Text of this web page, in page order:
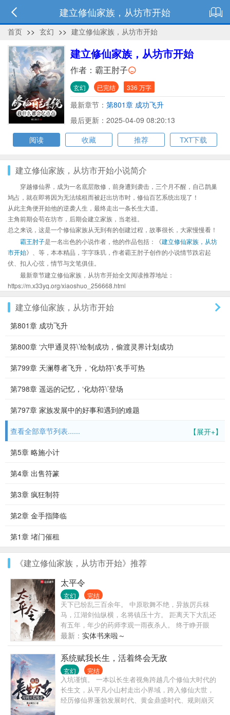
建立修仙家族，从坊市开始
首页 >> 玄幻 >> 建立修仙家族，从坊市开始
建立修仙家族，从坊市开始
作者： 霸王肘子
玄幻 已完结 336 万字
最新章节： 第801章 成功飞升
最后更新：2025-04-09 08:20:13
阅读
收藏 推荐 TXT下载
建立修仙家族，从坊市开始小说简介
穿越修仙界，成为一名底层散修，前身遭到袭击，三个月不醒，自己鹊巢
鸠占，就在即将因为无法续租而被赶出坊市时，修仙百艺系统出现了！
从此主角便开始他的逆袭人生，最终走出一条长生大道。
主角前期会苟在坊市，后期会建立家族，当老祖。
总之来说，这是一个修仙家族从无到有的创建过程，故事很长，大家慢慢看！
霸王肘子是一名出色的小说作者，他的作品包括：《建立修仙家族，从坊
市开始》、等，本本精品，字字珠玑，作者霸王肘子创作的小说情节跌宕起
伏、扣人心弦，情节与文笔俱佳。
最新章节建立修仙家族，从坊市开始全文阅读推荐地址：
https://m.x33yq.org/xiaoshuo_256668.html
建立修仙家族，从坊市开始
第801章 成功飞升
第800章 ‘六甲通灵符\’绘制成功，偷渡灵界计划成功
第799章 天澜尊者飞升，‘化劫符\’炙手可热
第798章 遥远的记忆，‘化劫符\’登场
第797章 家族发展中的好事和遇到的难题
【展开+】
查看全部章节列表......
第5章 略施小计
第4章 出售符篆
第3章 疯狂制符
第2章 金手指降临
第1章 堵门催租
《建立修仙家族，从坊市开始》推荐
太平令
玄幻 完结
天下已纷乱三百余年。 中原歌舞不绝，异族厉兵秣
马，江湖剑仙纵横，名将镇压十方。 距离天下大乱还
有五年，年少的药师李观一雨夜杀人。 终于睁开眼
睛，看到这人间乱世。 马蹄之下累累白骨，名将，美
人，江湖，神兵，百姓，法相。 古来唯见白骨黄沙
田！ 儒生，铁蹄踏碎；佛陀，长枪扫平！ 贫道李观
一，请这座天下赴死！
最新： 实体书来啦～
系统赋我长生，活着终会无敌
玄幻 完结
入坑谨慎。 一本以长生者视角跨越几个修仙大时代的
长生文，从平凡小山村走出小界域，跨入修仙大世，
经历修仙界蓬勃发展时代、黄金鼎盛时代、规则崩灭